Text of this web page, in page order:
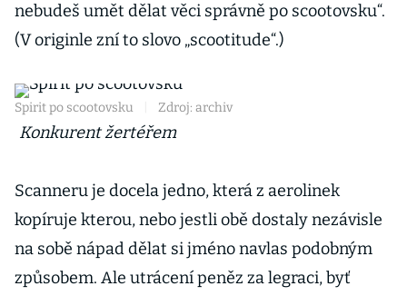
nebudeš umět dělat věci správně po scootovsku“.
(V originle zní to slovo „scootitude“.)
Spirit po scootovsku Zdroj: archiv
Konkurent žertéřem
Scanneru je docela jedno, která z aerolinek
kopíruje kterou, nebo jestli obě dostaly nezávisle
na sobě nápad dělat si jméno navlas podobným
způsobem. Ale utrácení peněz za legraci, byť